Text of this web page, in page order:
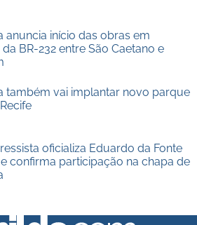
anuncia início das obras em
BR-232 entre São Caetano e
também vai implantar novo parque
oficializa Eduardo da Fonte
confirma participação na chapa de